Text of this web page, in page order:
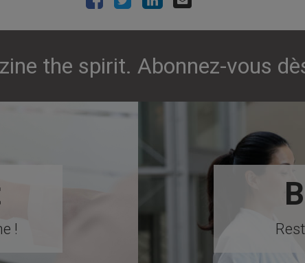
the spirit. Abonnez-vous
!